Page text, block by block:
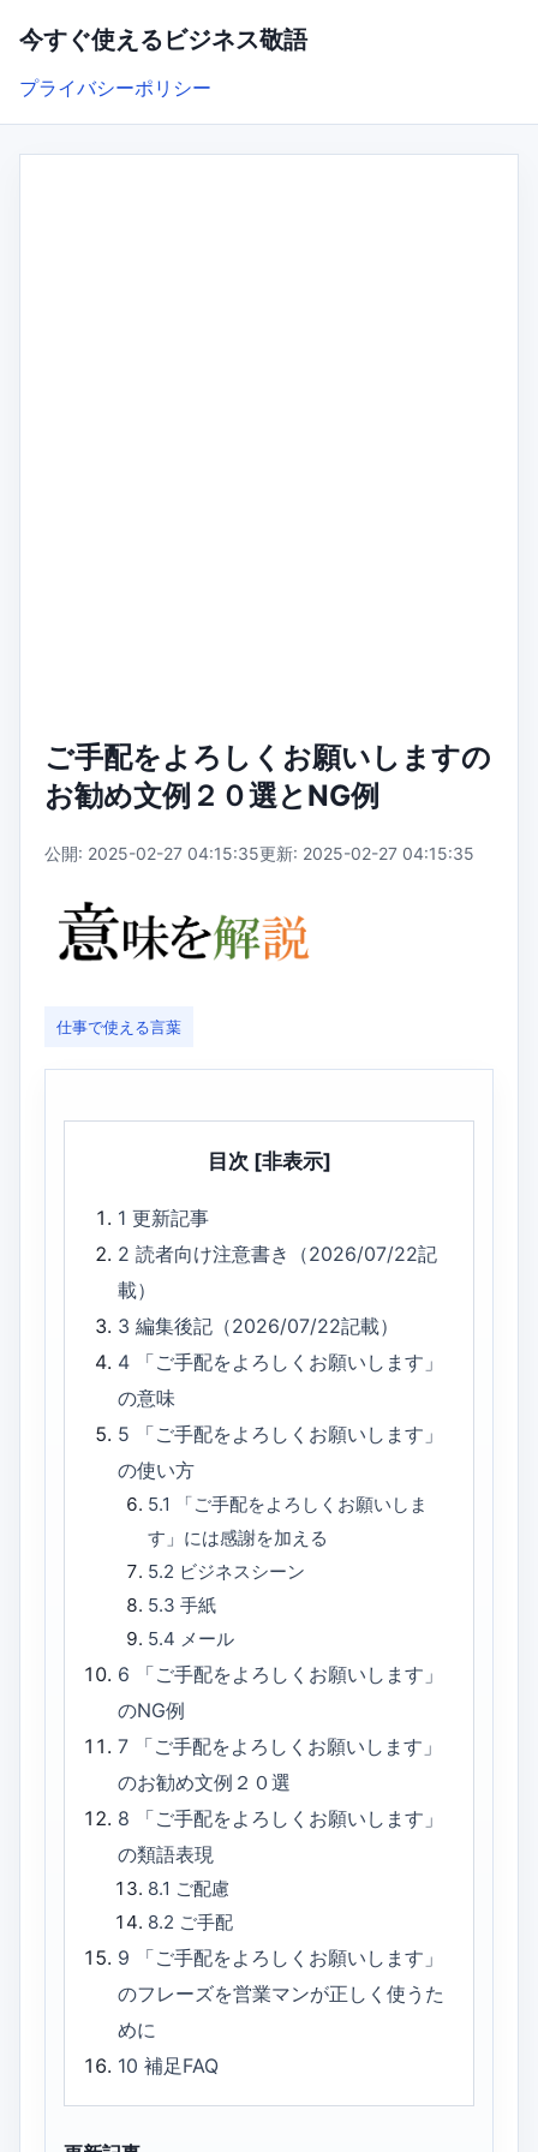
今すぐ使えるビジネス敬語
プライバシーポリシー
ご手配をよろしくお願いしますの
お勧め文例２０選とNG例
公開: 2025-02-27 04:15:35更新: 2025-02-27 04:15:35
仕事で使える言葉
目次 [非表示]
1更新記事
2読者向け注意書き（2026/07/22記
載）
3編集後記（2026/07/22記載）
4
「ご手配をよろしくお願いします」
の意味
5
「ご手配をよろしくお願いします」
の使い方
5.1
「ご手配をよろしくお願いしま
す」には感謝を加える
5.2 ビジネスシーン
5.3 手紙
5.4 メール
6
「ご手配をよろしくお願いします」
のNG例
7
「ご手配をよろしくお願いします」
のお勧め文例２０選
8
「ご手配をよろしくお願いします」
の類語表現
8.1 ご配慮
8.2 ご手配
9
「ご手配をよろしくお願いします」
のフレーズを営業マンが正しく使うた
めに
10補足FAQ